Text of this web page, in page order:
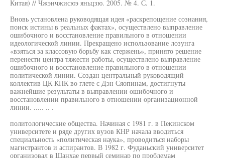
Китая) // Чжэнчжисюэ яньцзю. 2005. № 4. С. 1.
Вновь установлена руководящая идея «раскрепощение сознания,
поиск истины в реальных фактах», осуществлено выправление
ошибочного и восстановление правильного в отношении
идеологической линии. Прекращено использование лозунга
«взяться за классовую борьбу как стержень», принято решение
перенести центра тяжести работы, осуществлено выправление
ошибочного и восстановление правильного в отношении
политической линии. Создан центральный руководящий
коллектив ЦК КПК во глете с Дэн Сяопинам, достигнуты
важнейшие результаты в выправлении ошибочного и
восстановлении правильного в отношении организационной
линии. ..... .. .
политологические общества. Начиная с 1981 г. в Пекинском
университете и ряде других вузов КНР начала вводиться
специальность «политическая наука», проводиться наборы
магистрантов и аспирантов. В 1982 г. Фуданьский университет
организовал в Шанхае первый семинар по проблемам